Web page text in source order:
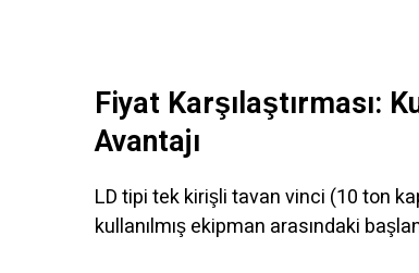
Fiyat Karşılaştırması:
Avantajı
LD tipi tek kirişli tavan vinci (10 ton
kullanılmış ekipman arasındaki